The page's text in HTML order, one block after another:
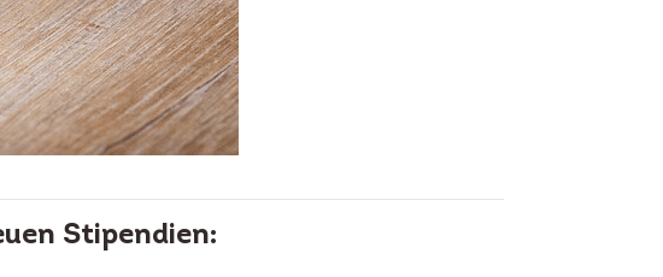
Stipendien: